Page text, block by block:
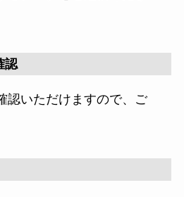
認
認いただけますので、ご